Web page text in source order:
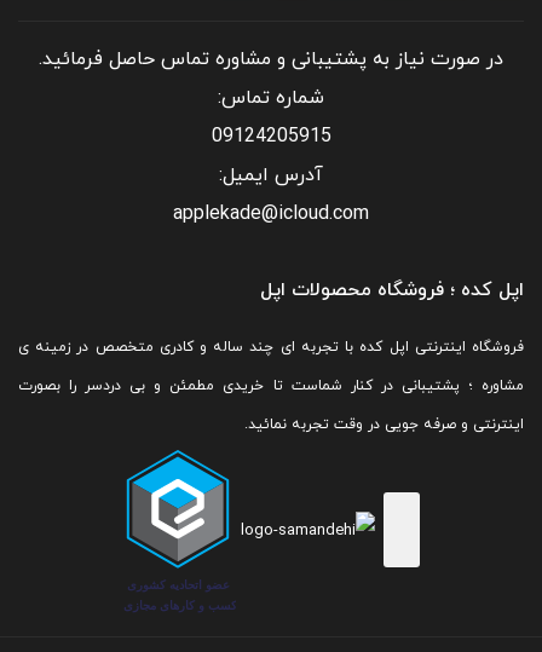
طول
۱۹۴ گرم (۱۹۴ grams)
در صورت نیاز به پشتیبانی و مشاوره تماس حاصل فرمائید.
شماره تماس:
09124205915
آدرس ایمیل:
applekade@icloud.com
اپل کده ؛ فروشگاه محصولات اپل
فروشگاه اینترنتی اپل کده با تجربه ای چند ساله و کادری متخصص در زمینه ی
مشاوره ؛ پشتیبانی در کنار شماست تا خریدی مطمئن و بی دردسر را بصورت
اینترنتی و صرفه جویی در وقت تجربه نمائید.